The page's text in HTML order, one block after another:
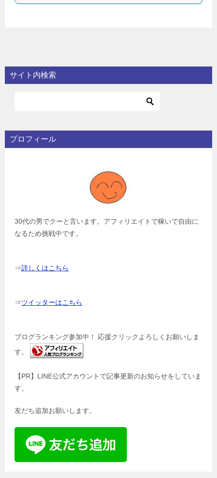
サイト内検索
プロフィール
30代の男でクーと言います。アフィリエイトで稼いで自由に
なるため挑戦中です。
⇒詳しくはこちら
⇒ツイッターはこちら
ブログランキング参加中！ 応援クリックよろしくお願いしま
す。
【PR】LINE公式アカウントで記事更新のお知らせをしていま
す。
友だち追加お願いします。